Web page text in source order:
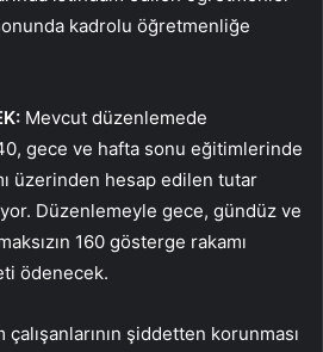
kadrolu öğretmenliğe
Mevcut düzenlemede
gece ve hafta sonu eğitimlerinde
üzerinden hesap edilen tutar
Düzenlemeyle gece, gündüz ve
160 gösterge rakamı
ödenecek.
çalışanlarının şiddetten korunması